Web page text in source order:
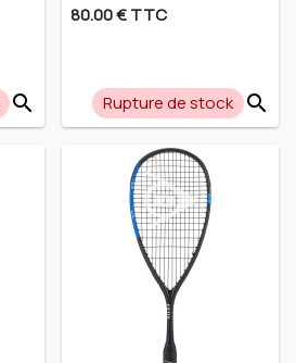
search
80.00 € TTC
Rupture de stock search